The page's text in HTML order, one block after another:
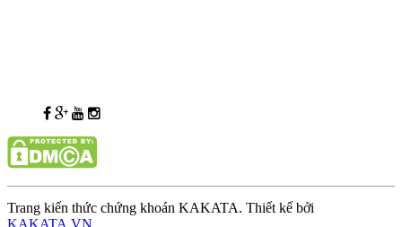
Trang kiến thức chứng khoán KAKATA. Thiết kế bởi
KAKATA.VN